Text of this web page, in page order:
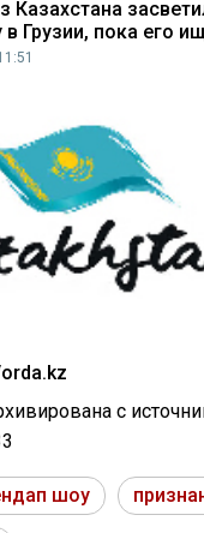
Казахстана
Грузии, пока его
с
шоу